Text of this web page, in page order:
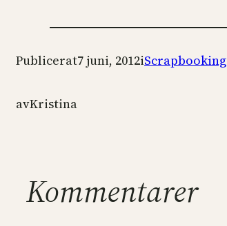
Publicerat7 juni, 2012iScrapbooking
avKristina
Kommentarer